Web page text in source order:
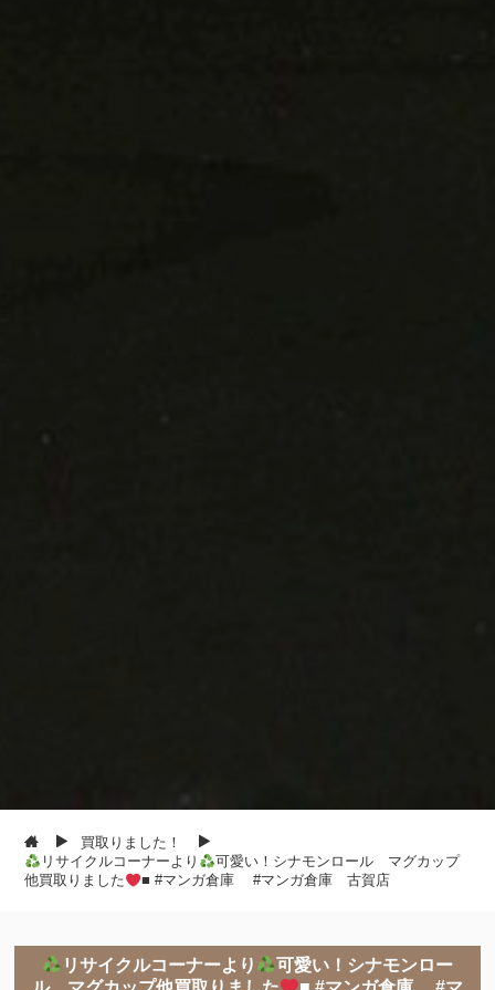
買取りました！
リサイクルコーナーより
可愛い！シナモンロール マグカップ
他買取りました
■ #マンガ倉庫 #マンガ倉庫 古賀店
リサイクルコーナーより
可愛い！シナモンロー